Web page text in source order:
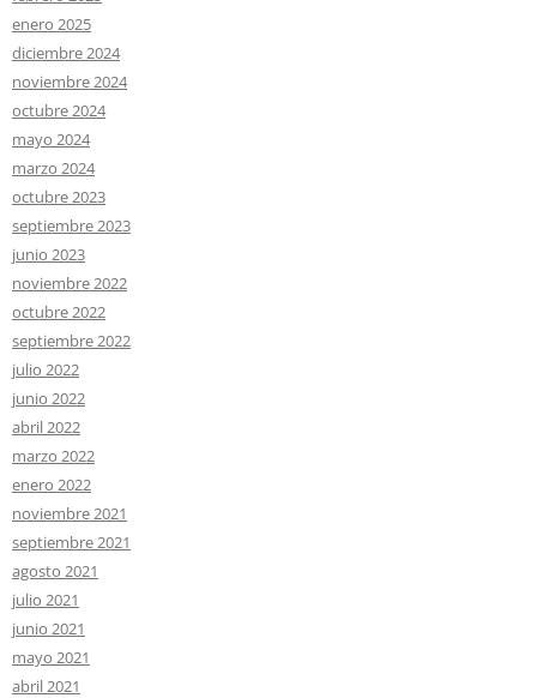
enero 2025
diciembre 2024
noviembre 2024
octubre 2024
mayo 2024
marzo 2024
octubre 2023
septiembre 2023
junio 2023
noviembre 2022
octubre 2022
septiembre 2022
julio 2022
junio 2022
abril 2022
marzo 2022
enero 2022
noviembre 2021
septiembre 2021
agosto 2021
julio 2021
junio 2021
mayo 2021
abril 2021